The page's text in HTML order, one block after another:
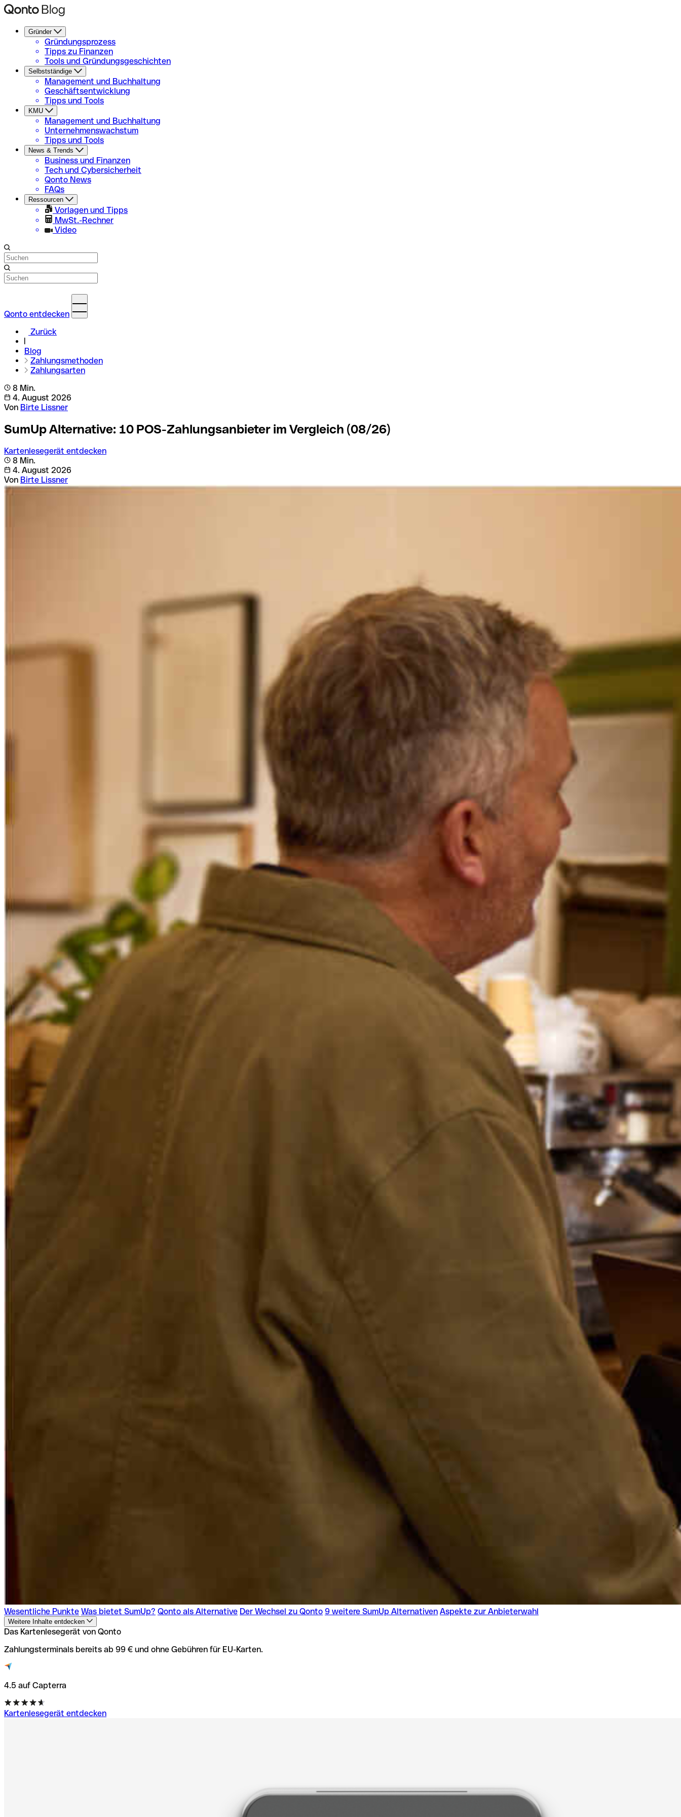
Gründer
Gründungsprozess
Tipps zu Finanzen
Tools und Gründungsgeschichten
Selbstständige
Management und Buchhaltung
Geschäftsentwicklung
Tipps und Tools
KMU
Management und Buchhaltung
Unternehmenswachstum
Tipps und Tools
News & Trends
Business und Finanzen
Tech und Cybersicherheit
Qonto News
FAQs
Ressourcen
Vorlagen und Tipps
MwSt.-Rechner
Video
Qonto entdecken
Zurück
Blog
Zahlungsmethoden
Zahlungsarten
8 Min.
4. August 2026
Von Birte Lissner
SumUp Alternative: 10 POS-Zahlungsanbieter im Vergleich (08/26)
Kartenlesegerät entdecken
8 Min.
4. August 2026
Von Birte Lissner
Wesentliche Punkte Was bietet SumUp? Qonto als Alternative Der Wechsel zu Qonto 9 weitere SumUp Alternativen Aspekte zur Anbieterwahl
Weitere Inhalte entdecken
Das Kartenlesegerät von Qonto
Zahlungsterminals bereits ab 99 € und ohne Gebühren für EU-Karten.
4.5 auf Capterra
Kartenlesegerät entdecken